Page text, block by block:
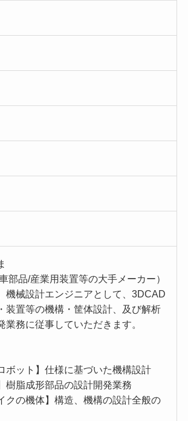
部品/産業用装置等の大手メーカー）
機械設計エンジニアとして、3DCAD
装置等の機構・筐体設計、及び解析
業務に従事していただきます。
ボット】仕様に基づいた機構設計
樹脂成形部品の設計開発業務
クの機体】構造、機構の設計全般の